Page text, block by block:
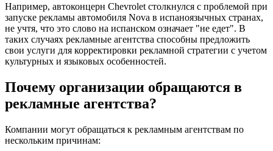
Например, автоконцерн Chevrolet столкнулся с проблемой при
запуске рекламы автомобиля Nova в испаноязычных странах,
не учтя, что это слово на испанском означает "не едет". В
таких случаях рекламные агентства способны предложить
свои услуги для корректировки рекламной стратегии с учетом
культурных и языковых особенностей.
Почему организации обращаются в
рекламные агентства?
Компании могут обращаться к рекламным агентствам по
нескольким причинам: